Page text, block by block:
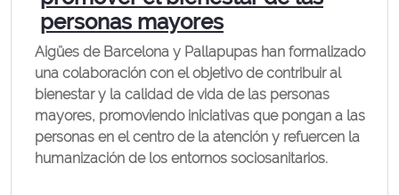
personas mayores
Aigües de Barcelona y Pallapupas han formalizado
una colaboración con el objetivo de contribuir al
bienestar y la calidad de vida de las personas
mayores, promoviendo iniciativas que pongan a las
personas en el centro de la atención y refuercen la
humanización de los entornos sociosanitarios.